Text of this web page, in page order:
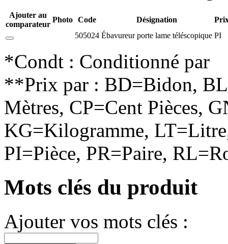
Ajouter au
comparateur
Photo Code Désignation
505024 Ébavureur porte lame téléscopique PI
*Condt : Conditionné par
**Prix par : BD=Bidon,
Mètres, CP=Cent Pièces,
KG=Kilogramme,
PI=Pièce, PR=Paire,
Mots clés du produit
Ajouter vos mots clés :